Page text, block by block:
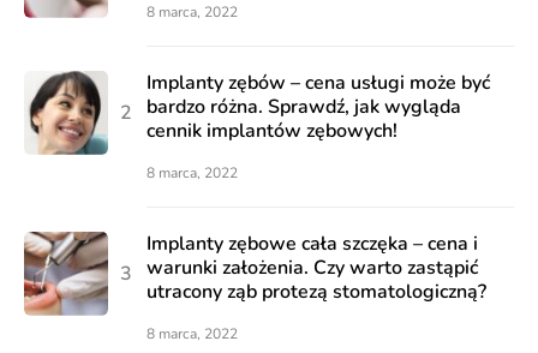
8 marca, 2022
Implanty zębów – cena usługi może być
bardzo różna. Sprawdź, jak wygląda
cennik implantów zębowych!
8 marca, 2022
Implanty zębowe cała szczęka – cena i
warunki założenia. Czy warto zastąpić
utracony ząb protezą stomatologiczną?
8 marca, 2022